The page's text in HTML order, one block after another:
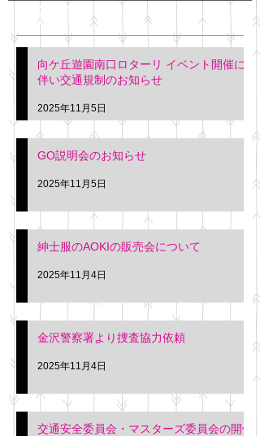
明日(11月6日)午後3時～5
階会議室にてGOの説明会
を行います。 神奈川個人
タクシー協同組合 専務 佐
久間
最新記事
向ケ丘遊園南口ロターリ イベント開催に
伴い交通規制のお知らせ
2025年11月5日
GO説明会のお知らせ
2025年11月5日
紳士服のAOKIの販売会について
2025年11月4日
金沢警察署より捜査協力依頼
2025年11月4日
交通安全委員会・マスターズ委員会の開催